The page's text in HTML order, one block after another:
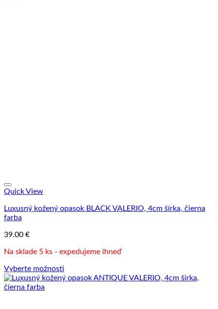
Quick View
Luxusný kožený opasok BLACK VALERIO, 4cm šírka, čierna
farba
39.00 €
Na sklade 5 ks - expedujeme ihneď
Vyberte možnosti